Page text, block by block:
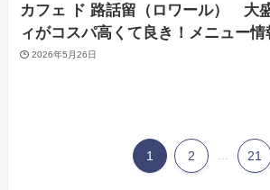
カフェ ド 路話留（ロワール） 大
ィがコスパ高くて良き！メニュー
2026年5月26日
1 2 ... 21